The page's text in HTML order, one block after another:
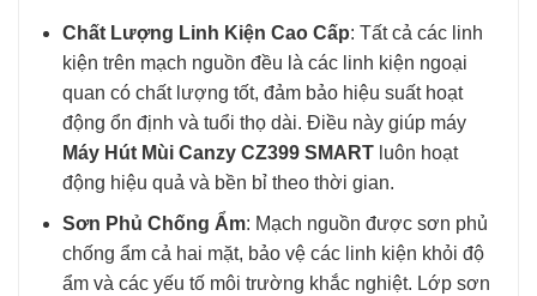
Chất Lượng Linh Kiện Cao Cấp: Tất cả các linh
kiện trên mạch nguồn đều là các linh kiện ngoại
quan có chất lượng tốt, đảm bảo hiệu suất hoạt
động ổn định và tuổi thọ dài. Điều này giúp máy
Máy Hút Mùi Canzy CZ399 SMART luôn hoạt
động hiệu quả và bền bỉ theo thời gian.
Sơn Phủ Chống Ẩm: Mạch nguồn được sơn phủ
chống ẩm cả hai mặt, bảo vệ các linh kiện khỏi độ
ẩm và các yếu tố môi trường khắc nghiệt. Lớp sơn